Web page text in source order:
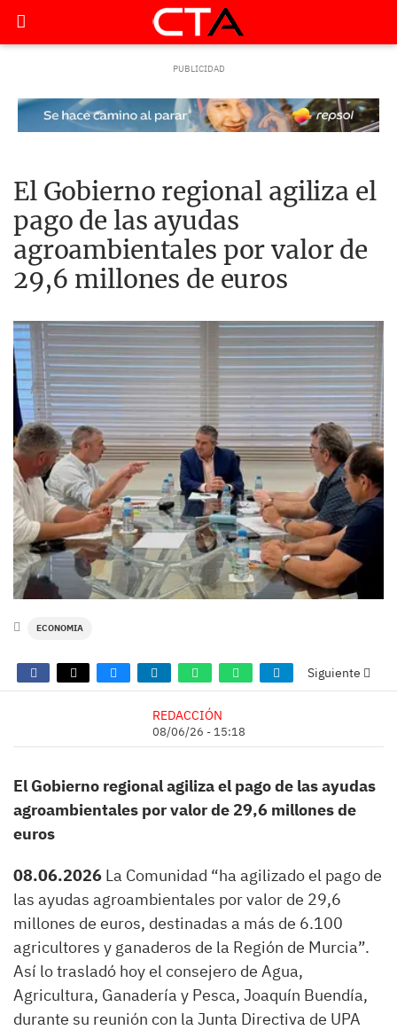
El Gobierno regional agiliza el
pago de las ayudas
agroambientales por valor de
29,6 millones de euros
ECONOMIA
Siguiente
REDACCIÓN
08/06/26 - 15:18
El Gobierno regional agiliza el pago de las ayudas
agroambientales por valor de 29,6 millones de
euros
08.06.2026 La Comunidad “ha agilizado el pago de
las ayudas agroambientales por valor de 29,6
millones de euros, destinadas a más de 6.100
agricultores y ganaderos de la Región de Murcia”.
Así lo trasladó hoy el consejero de Agua,
Agricultura, Ganadería y Pesca, Joaquín Buendía,
durante su reunión con la Junta Directiva de UPA